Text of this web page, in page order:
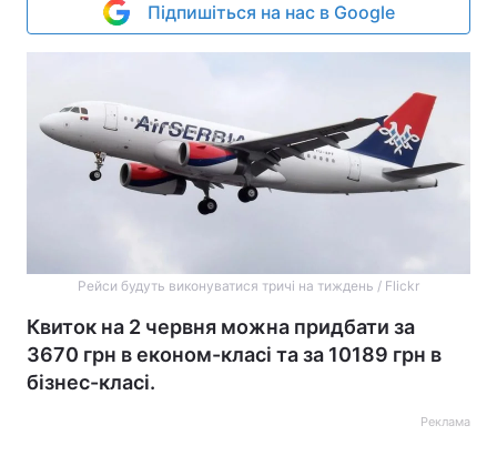
Підпишіться на нас в Google
Рейси будуть виконуватися тричі на тиждень / Flickr
Квиток на 2 червня можна придбати за
3670 грн в економ-класі та за 10189 грн в
бізнес-класі.
Реклама